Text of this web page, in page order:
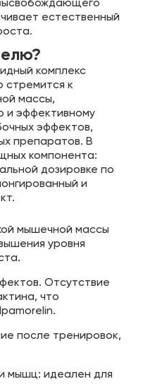
естественный
комплекс
стремится к
массы,
и эффективному
эффектов,
препаратов. В
компонента:
дозировке по
и
мышечной массы
уровня
Отсутствие
что
после тренировок,
мышц: идеален для